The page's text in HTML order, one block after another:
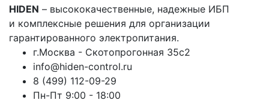
HIDEN – высококачественные, надежные ИБП
и комплексные решения для организации
гарантированного электропитания.
г.Москва - Скотопрогонная 35с2
info@hiden-control.ru
8 (499) 112-09-29
Пн-Пт 9:00 - 18:00